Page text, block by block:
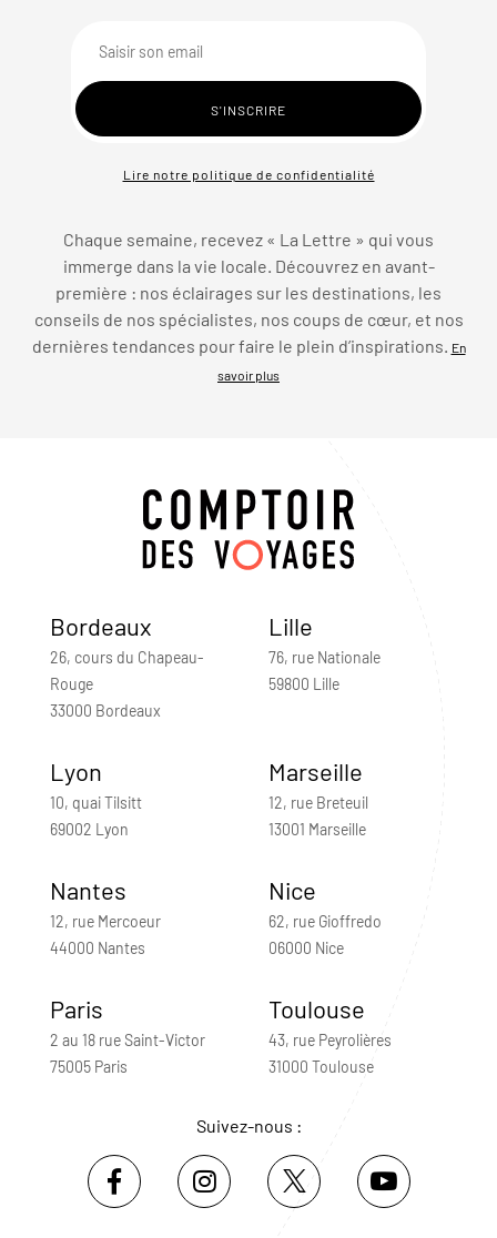
Lire notre politique de confidentialité
Chaque semaine, recevez « La Lettre » qui vous
immerge dans la vie locale. Découvrez en avant-
première : nos éclairages sur les destinations, les
conseils de nos spécialistes, nos coups de cœur, et nos
dernières tendances pour faire le plein d’inspirations. En
savoir plus
Bordeaux
26, cours du Chapeau-
Rouge
33000 Bordeaux
Lille
76, rue Nationale
59800 Lille
Lyon
10, quai Tilsitt
69002 Lyon
Marseille
12, rue Breteuil
13001 Marseille
Nantes
12, rue Mercoeur
44000 Nantes
Nice
62, rue Gioffredo
06000 Nice
Paris
2 au 18 rue Saint-Victor
75005 Paris
Toulouse
43, rue Peyrolières
31000 Toulouse
Suivez-nous :